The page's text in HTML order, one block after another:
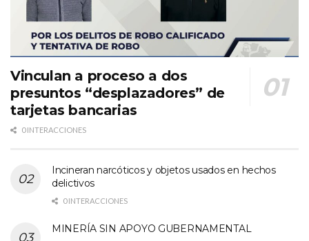
Vinculan a proceso a dos
presuntos “desplazadores” de
tarjetas bancarias
0 INTERACCIONES
Incineran narcóticos y objetos usados en hechos
delictivos
0 INTERACCIONES
MINERÍA SIN APOYO GUBERNAMENTAL